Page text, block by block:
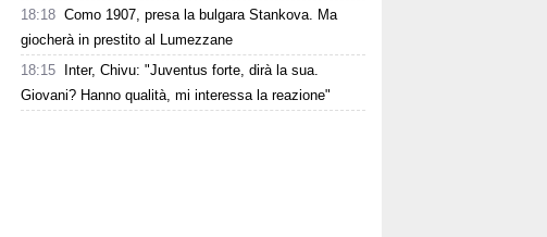
18:18 Como 1907, presa la bulgara Stankova. Ma
giocherà in prestito al Lumezzane
18:15
Inter, Chivu: "Juventus forte, dirà la sua.
Giovani? Hanno qualità, mi interessa la reazione"